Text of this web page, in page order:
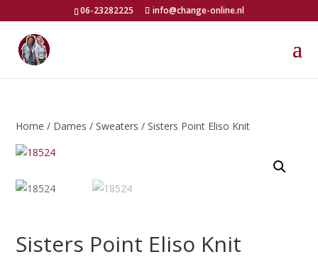
06-23282225 info@change-online.nl
Home / Dames / Sweaters / Sisters Point Eliso Knit
Sisters Point Eliso Knit